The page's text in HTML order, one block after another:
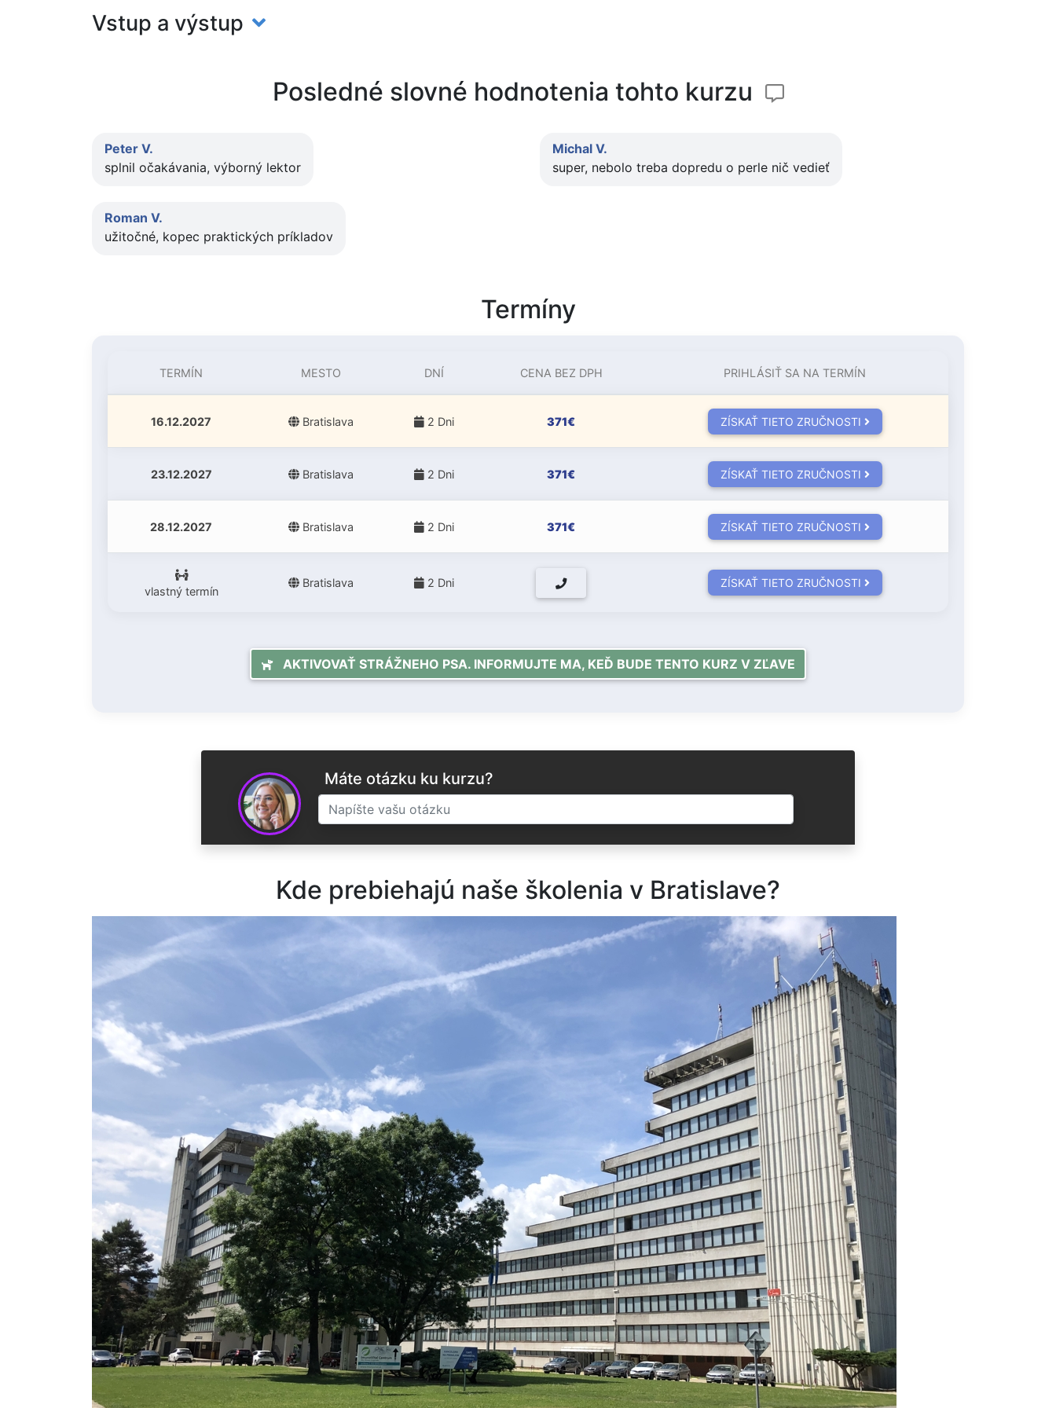
Vstup a výstup
Posledné slovné hodnotenia tohto kurzu
Peter V.
splnil očakávania, výborný lektor
Roman V.
užitočné, kopec praktických príkladov
Michal V.
super, nebolo treba dopredu o perle nič vedieť
Termíny
TERMÍN MESTO DNÍ CENA BEZ DPH PRIHLÁSIŤ SA NA TERMÍN
16.12.2027 Bratislava 2 Dni 371€ ZÍSKAŤ TIETO ZRUČNOSTI
23.12.2027 Bratislava 2 Dni 371€ ZÍSKAŤ TIETO ZRUČNOSTI
28.12.2027 Bratislava 2 Dni 371€ ZÍSKAŤ TIETO ZRUČNOSTI
vlastný termín
Bratislava 2 Dni ZÍSKAŤ TIETO ZRUČNOSTI
AKTIVOVAŤ STRÁŽNEHO PSA. INFORMUJTE MA, KEĎ BUDE TENTO KURZ V ZĽAVE
Máte otázku ku kurzu?
Kde prebiehajú naše školenia v Bratislave?